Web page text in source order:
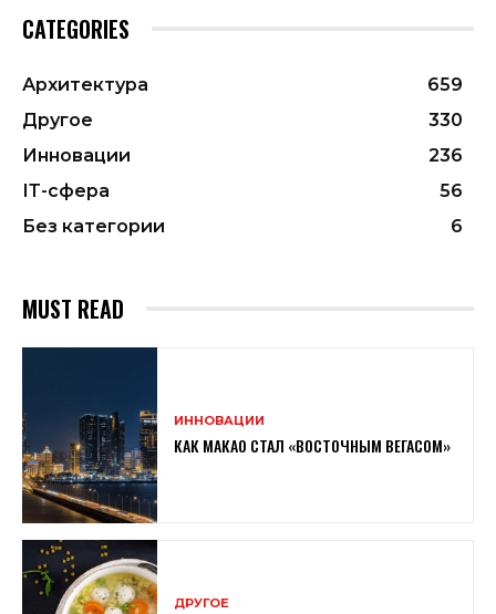
CATEGORIES
Архитектура
659
Другое
330
Инновации
236
ІТ-сфера
56
Без категории
6
MUST READ
ИННОВАЦИИ
КАК МАКАО СТАЛ «ВОСТОЧНЫМ ВЕГАСОМ»
ДРУГОЕ